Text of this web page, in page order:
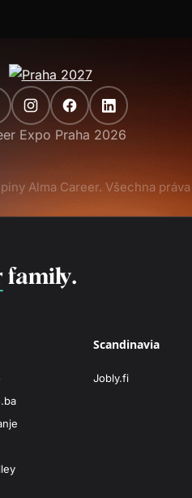
Expo Praha 2026
Alma Career. Všechna
family.
Scandinavia
Jobly.fi